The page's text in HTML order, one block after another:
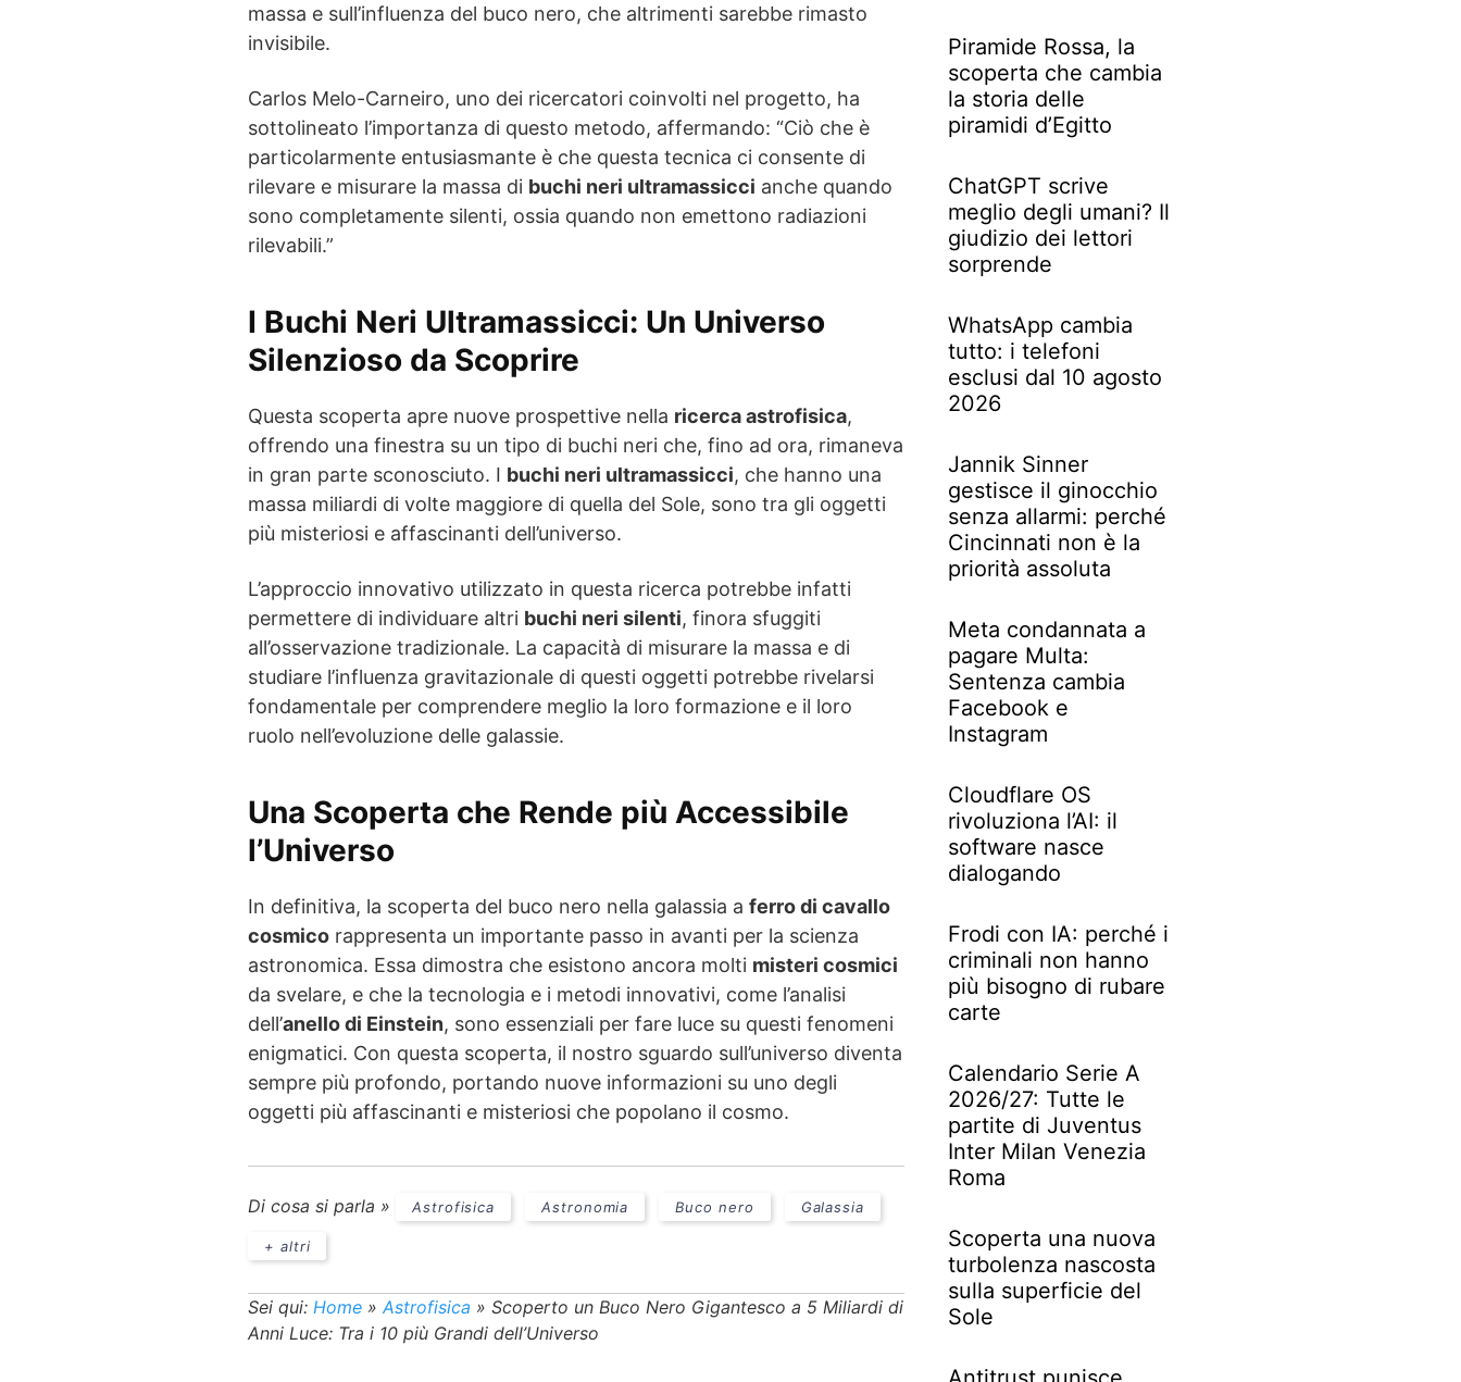
massa e sull’influenza del buco nero, che altrimenti sarebbe rimasto
invisibile.
Carlos Melo-Carneiro, uno dei ricercatori coinvolti nel progetto, ha
sottolineato l’importanza di questo metodo, affermando: “Ciò che è
particolarmente entusiasmante è che questa tecnica ci consente di
rilevare e misurare la massa di buchi neri ultramassicci anche quando
sono completamente silenti, ossia quando non emettono radiazioni
rilevabili.”
I Buchi Neri Ultramassicci: Un Universo
Silenzioso da Scoprire
Questa scoperta apre nuove prospettive nella ricerca astrofisica,
offrendo una finestra su un tipo di buchi neri che, fino ad ora, rimaneva
in gran parte sconosciuto. I buchi neri ultramassicci, che hanno una
massa miliardi di volte maggiore di quella del Sole, sono tra gli oggetti
più misteriosi e affascinanti dell’universo.
L’approccio innovativo utilizzato in questa ricerca potrebbe infatti
permettere di individuare altri buchi neri silenti, finora sfuggiti
all’osservazione tradizionale. La capacità di misurare la massa e di
studiare l’influenza gravitazionale di questi oggetti potrebbe rivelarsi
fondamentale per comprendere meglio la loro formazione e il loro
ruolo nell’evoluzione delle galassie.
Una Scoperta che Rende più Accessibile
l’Universo
In definitiva, la scoperta del buco nero nella galassia a ferro di cavallo
cosmico rappresenta un importante passo in avanti per la scienza
astronomica. Essa dimostra che esistono ancora molti misteri cosmici
da svelare, e che la tecnologia e i metodi innovativi, come l’analisi
dell’anello di Einstein, sono essenziali per fare luce su questi fenomeni
enigmatici. Con questa scoperta, il nostro sguardo sull’universo diventa
sempre più profondo, portando nuove informazioni su uno degli
oggetti più affascinanti e misteriosi che popolano il cosmo.
Di cosa si parla » Astrofisica Astronomia Buco nero Galassia
+ altri
Sei qui: Home » Astrofisica » Scoperto un Buco Nero Gigantesco a 5 Miliardi di
Anni Luce: Tra i 10 più Grandi dell’Universo
Piramide Rossa, la
scoperta che cambia
la storia delle
piramidi d’Egitto
ChatGPT scrive
meglio degli umani? Il
giudizio dei lettori
sorprende
WhatsApp cambia
tutto: i telefoni
esclusi dal 10 agosto
2026
Jannik Sinner
gestisce il ginocchio
senza allarmi: perché
Cincinnati non è la
priorità assoluta
Meta condannata a
pagare Multa:
Sentenza cambia
Facebook e
Instagram
Cloudflare OS
rivoluziona l’AI: il
software nasce
dialogando
Frodi con IA: perché i
criminali non hanno
più bisogno di rubare
carte
Calendario Serie A
2026/27: Tutte le
partite di Juventus
Inter Milan Venezia
Roma
Scoperta una nuova
turbolenza nascosta
sulla superficie del
Sole